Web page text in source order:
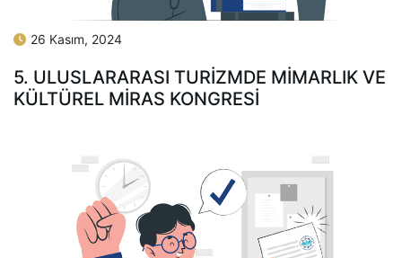
26 Kasım, 2024
5. ULUSLARARASI TURIZMDE MIMARLIK VE
KÜLTÜREL MIRAS KONGRESI